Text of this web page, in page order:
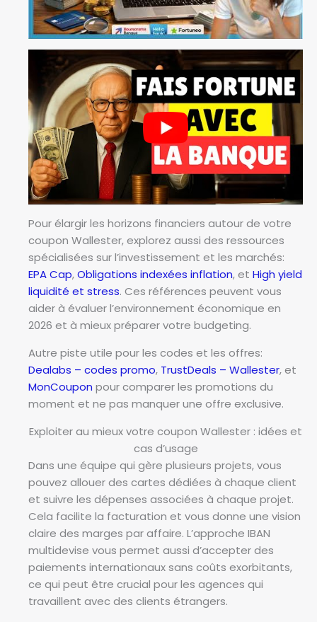
Pour élargir les horizons financiers autour de votre
coupon Wallester, explorez aussi des ressources
spécialisées sur l’investissement et les marchés:
EPA Cap,Obligations indexées inflation, et High yield
liquidité et stress. Ces références peuvent vous
aider à évaluer l’environnement économique en
2026 et à mieux préparer votre budgeting.
Autre piste utile pour les codes et les offres:
Dealabs – codes promo, TrustDeals – Wallester, et
MonCoupon pour comparer les promotions du
moment et ne pas manquer une offre exclusive.
Exploiter au mieux votre coupon Wallester : idées et
cas d’usage
Dans une équipe qui gère plusieurs projets, vous
pouvez allouer des cartes dédiées à chaque client
et suivre les dépenses associées à chaque projet.
Cela facilite la facturation et vous donne une vision
claire des marges par affaire. L’approche IBAN
multidevise vous permet aussi d’accepter des
paiements internationaux sans coûts exorbitants,
ce qui peut être crucial pour les agences qui
travaillent avec des clients étrangers.